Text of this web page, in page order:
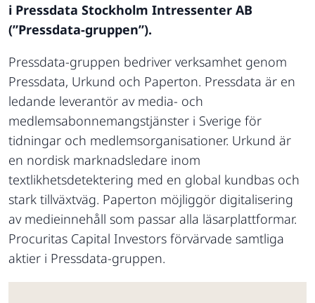
i Pressdata Stockholm Intressenter AB
(”Pressdata-gruppen”).
Pressdata-gruppen bedriver verksamhet genom
Pressdata, Urkund och Paperton. Pressdata är en
ledande leverantör av media- och
medlemsabonnemangstjänster i Sverige för
tidningar och medlemsorganisationer. Urkund är
en nordisk marknadsledare inom
textlikhetsdetektering med en global kundbas och
stark tillväxtväg. Paperton möjliggör digitalisering
av medieinnehåll som passar alla läsarplattformar.
Procuritas Capital Investors förvärvade samtliga
aktier i Pressdata-gruppen.